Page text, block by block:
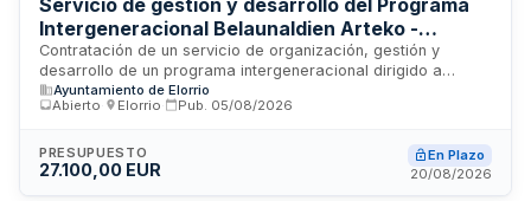
laboral.
Servicio de gestión y desarrollo del Programa
Intergeneracional Belaunaldien Arteko -
Ayuntamiento de Elorrio
Contratación de un servicio de organización, gestión y
desarrollo de un programa intergeneracional dirigido a
personas jóvenes y mayores del municipio de Elorrio. El
programa busca promover relaciones intergeneracionales,
participación activa mediante actividades en diversos
espacios municipales. El adjudicatario deberá contar con
Ayuntamiento de Elorrio
Abierto
Elorrio Pub. 05/08/2026
PRESUPUESTO
27.100,00 EUR
En Plazo
20/08/2026